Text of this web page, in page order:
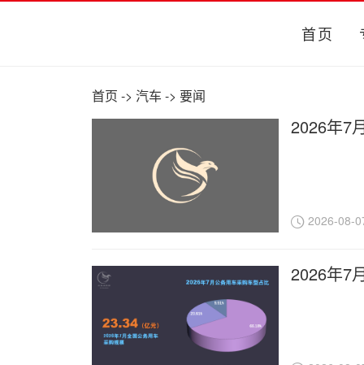
首页
首页 -> 汽车 -> 要闻
2026年7
2026-08-
2026年7